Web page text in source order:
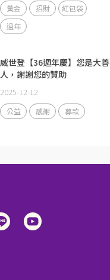
黃金
招財
紅包袋
過年
威世登【36週年慶】您是大善
人，謝謝您的贊助
2025-12-12
公益 感謝 募款